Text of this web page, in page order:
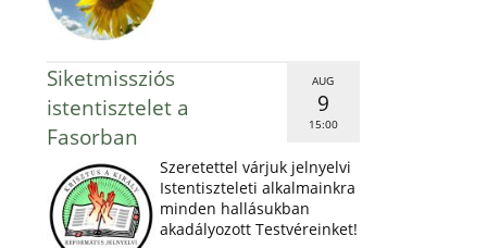
AUG
9
15:00
Siketmissziós
istentisztelet a
Fasorban
Szeretettel várjuk jelnyelvi
Istentiszteleti alkalmainkra
minden hallásukban
akadályozott Testvéreinket!